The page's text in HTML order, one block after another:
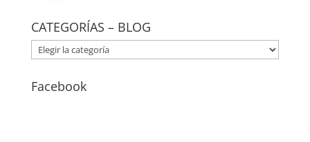
CATEGORÍAS – BLOG
CATEGORÍAS
–
Facebook